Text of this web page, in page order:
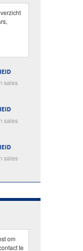
sales
sales
sales
om
te